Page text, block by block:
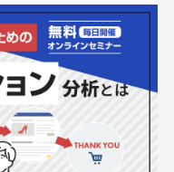
る」視点です。 本
継続的に成長させ
分野の第一線から